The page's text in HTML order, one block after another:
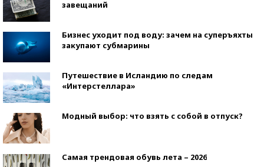
завещаний
Бизнес уходит под воду: зачем на суперъяхты
закупают субмарины
Путешествие в Исландию по следам
«Интерстеллара»
Модный выбор: что взять с собой в отпуск?
Самая трендовая обувь лета – 2026